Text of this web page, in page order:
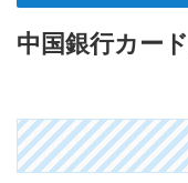
中国銀行カー